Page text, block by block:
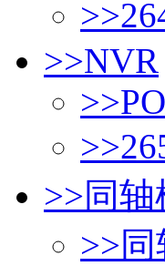
>>
>>NVR
>>
>>
>>同轴
>>